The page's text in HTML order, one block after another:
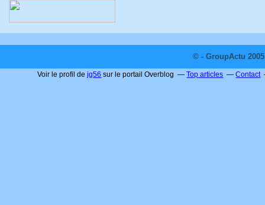
© - GroupActu
Voir le profil dejg56 sur le portail Overblog Top articles Contact